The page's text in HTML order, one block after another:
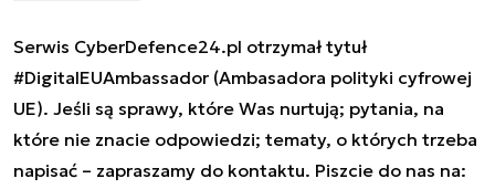
Serwis CyberDefence24.pl otrzymał tytuł
#DigitalEUAmbassador (Ambasadora polityki cyfrowej
UE). Jeśli są sprawy, które Was nurtują; pytania, na
które nie znacie odpowiedzi; tematy, o których trzeba
napisać – zapraszamy do kontaktu. Piszcie do nas na: